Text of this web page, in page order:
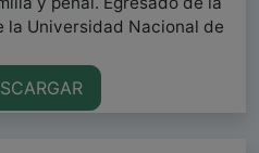
la Universidad Nacional de